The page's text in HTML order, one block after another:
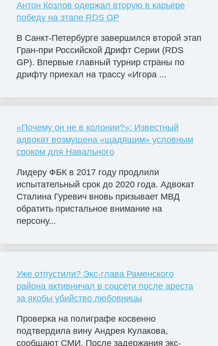
Антон Козлов одержал вторую в карьере
победу на этапе RDS GP
В Санкт-Петербурге завершился второй этап
Гран-при Российской Дрифт Серии (RDS
GP). Впервые главный турнир страны по
дрифту приехал на трассу «Игора ...
«Почему он не в колонии?»: Известный
адвокат возмущена «щадящим» условным
сроком для Навального
Лидеру ФБК в 2017 году продлили
испытательный срок до 2020 года. Адвокат
Сталина Гуревич вновь призывает МВД
обратить пристальное внимание на
персону...
Уже отпустили? Экс-глава Раменского
района активничал в соцсети после ареста
за якобы убийство любовницы
Проверка на полиграфе косвенно
подтвердила вину Андрея Кулакова,
сообщают СМИ. После задержания экс-